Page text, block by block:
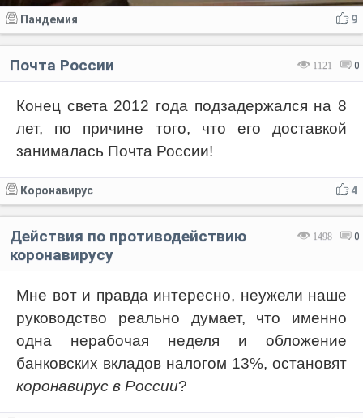
9
Пандемия
1121 0
Почта России
Конец света 2012 года подзадержался на 8
лет, по причине того, что его доставкой
занималась Почта России!
4
Коронавирус
1498 0
Действия по противодействию
коронавирусу
Мне вот и правда интересно, неужели наше
руководство реально думает, что именно
одна нерабочая неделя и обложение
банковских вкладов налогом 13%, остановят
коронавирус в России?